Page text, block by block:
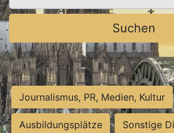
Suchen
Journalismus, PR, Medien, Kultur
Ausbildungsplätze Sonstige